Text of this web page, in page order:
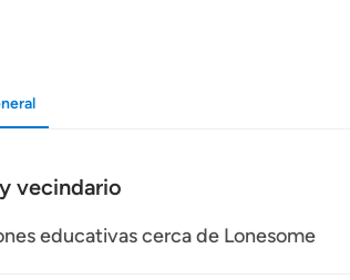
vecindario
educativas cerca de Lonesome